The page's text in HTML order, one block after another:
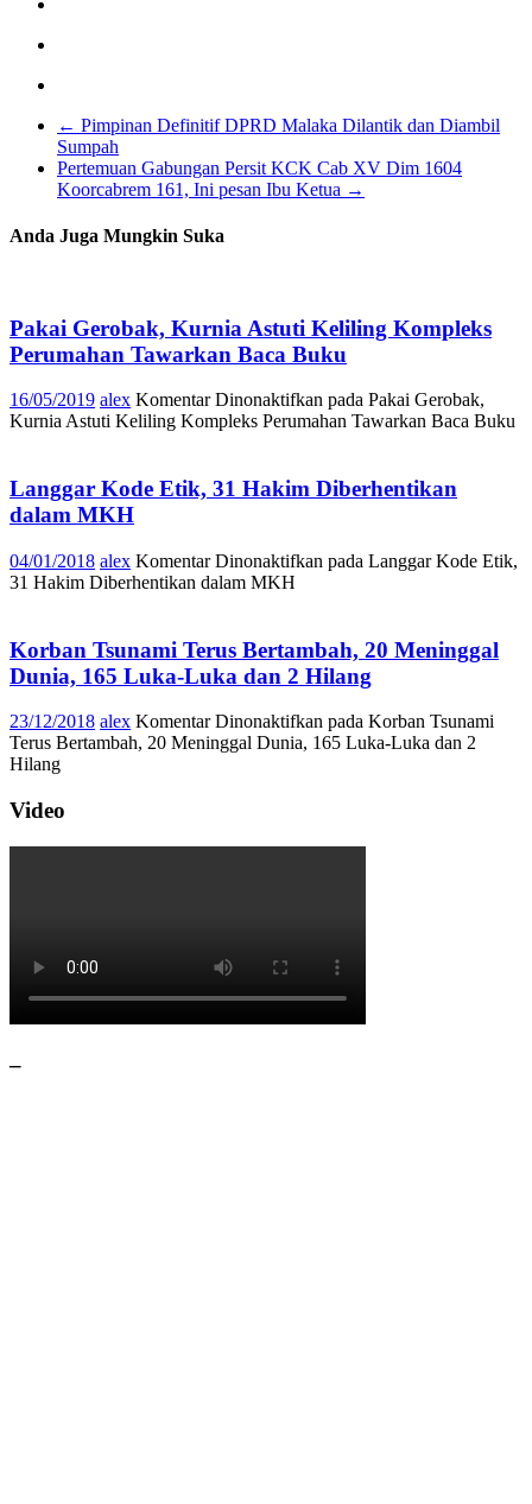
← Pimpinan Definitif DPRD Malaka Dilantik dan Diambil
Sumpah
Pertemuan Gabungan Persit KCK Cab XV Dim 1604
Koorcabrem 161, Ini pesan Ibu Ketua →
Anda Juga Mungkin Suka
Pakai Gerobak, Kurnia Astuti Keliling Kompleks
Perumahan Tawarkan Baca Buku
16/05/2019 alex Komentar Dinonaktifkan pada Pakai Gerobak,
Kurnia Astuti Keliling Kompleks Perumahan Tawarkan Baca Buku
Langgar Kode Etik, 31 Hakim Diberhentikan
dalam MKH
04/01/2018 alex Komentar Dinonaktifkan pada Langgar Kode Etik,
31 Hakim Diberhentikan dalam MKH
Korban Tsunami Terus Bertambah, 20 Meninggal
Dunia, 165 Luka-Luka dan 2 Hilang
23/12/2018 alex Komentar Dinonaktifkan pada Korban Tsunami
Terus Bertambah, 20 Meninggal Dunia, 165 Luka-Luka dan 2
Hilang
Video
–